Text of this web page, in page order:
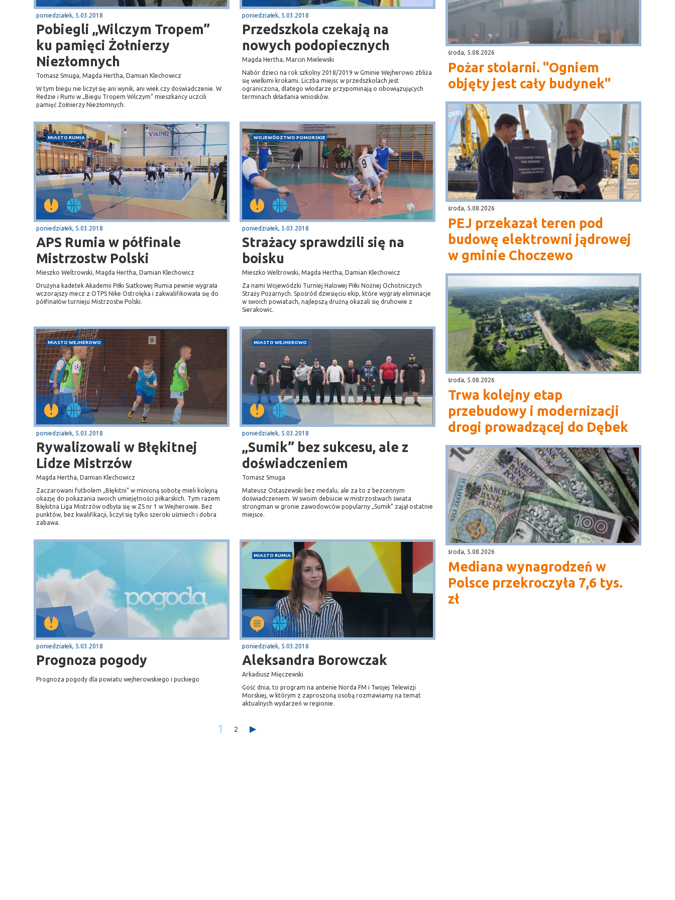
poniedziałek, 5.03.2018
Pobiegli „Wilczym Tropem”
ku pamięci Żołnierzy
Niezłomnych
Tomasz Smuga, Magda Hertha, Damian Klechowicz
W tym biegu nie liczył się ani wynik, ani wiek czy doświadczenie. W
Redzie i Rumi w „Biegu Tropem Wilczym” mieszkańcy uczcili
pamięć Żołnierzy Niezłomnych.
poniedziałek, 5.03.2018
Przedszkola czekają na
nowych podopiecznych
Magda Hertha, Marcin Mielewski
Nabór dzieci na rok szkolny 2018/2019 w Gminie Wejherowo zbliża
się wielkimi krokami. Liczba miejsc w przedszkolach jest
ograniczona, dlatego włodarze przypominają o obowiązujących
terminach składania wniosków.
MIASTO RUMIA
poniedziałek, 5.03.2018
APS Rumia w półfinale
Mistrzostw Polski
Mieszko Weltrowski, Magda Hertha, Damian Klechowicz
Drużyna kadetek Akademii Piłki Siatkowej Rumia pewnie wygrała
wczorajszy mecz z OTPS Nike Ostrołęka i zakwalifikowała się do
półfinałów turnieju Mistrzostw Polski.
WOJEWÓDZTWO POMORSKIE
poniedziałek, 5.03.2018
Strażacy sprawdzili się na
boisku
Mieszko Weltrowski, Magda Hertha, Damian Klechowicz
Za nami Wojewódzki Turniej Halowej Piłki Nożnej Ochotniczych
Straży Pożarnych. Spośród dziesięciu ekip, które wygrały eliminacje
w swoich powiatach, najlepszą drużną okazali się druhowie z
Sierakowic.
MIASTO WEJHEROWO
poniedziałek, 5.03.2018
Rywalizowali w Błękitnej
Lidze Mistrzów
Magda Hertha, Damian Klechowicz
Zaczarowani futbolem „Błękitni” w minioną sobotę mieli kolejną
okazję do pokazania swoich umiejętności piłkarskich. Tym razem
Błękitna Liga Mistrzów odbyła się w ZS nr 1 w Wejherowie. Bez
punktów, bez kwalifikacji, liczył się tylko szeroki uśmiech i dobra
zabawa.
MIASTO WEJHEROWO
poniedziałek, 5.03.2018
„Sumik” bez sukcesu, ale z
doświadczeniem
Tomasz Smuga
Mateusz Ostaszewski bez medalu, ale za to z bezcennym
doświadczeniem. W swoim debiucie w mistrzostwach świata
strongman w gronie zawodowców popularny „Sumik” zajął ostatnie
miejsce.
poniedziałek, 5.03.2018
Prognoza pogody
Prognoza pogody dla powiatu wejherowskiego i puckiego
MIASTO RUMIA
poniedziałek, 5.03.2018
Aleksandra Borowczak
Arkadiusz Mięczewski
Gość dnia, to program na antenie Norda FM i Twojej Telewizji
Morskiej, w którym z zaproszoną osobą rozmawiamy na temat
aktualnych wydarzeń w regionie.
1 2
środa, 5.08.2026
Pożar stolarni. "Ogniem
objęty jest cały budynek"
środa, 5.08.2026
PEJ przekazał teren pod
budowę elektrowni jądrowej
w gminie Choczewo
środa, 5.08.2026
Trwa kolejny etap
przebudowy i modernizacji
drogi prowadzącej do Dębek
środa, 5.08.2026
Mediana wynagrodzeń w
Polsce przekroczyła 7,6 tys.
zł